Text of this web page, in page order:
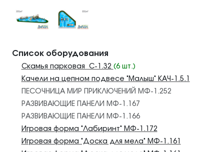
Список оборудования
Скамья парковая С-1.32 (6 шт.)
Качели на цепном подвесе "Малыш" КАЧ-1.5.1
ПЕСОЧНИЦА МИР ПРИКЛЮЧЕНИЙ МФ-1.252
РАЗВИВАЮЩИЕ ПАНЕЛИ МФ-1.167
РАЗВИВАЮЩИЕ ПАНЕЛИ МФ-1.166
Игровая форма "Лабиринт" МФ-1.172
Игровая форма "Доска для мела" МФ-1.161